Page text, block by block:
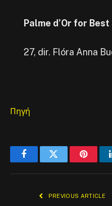
Palme d’Or for
27, dir. Flóra Anna
Πηγή
FacebookTwitter
PREVIOUS ARTICLE